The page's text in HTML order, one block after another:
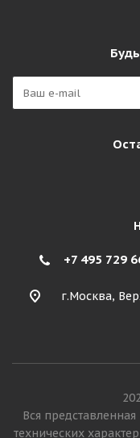
+7 495 729
г.Москва,
Вся
технических